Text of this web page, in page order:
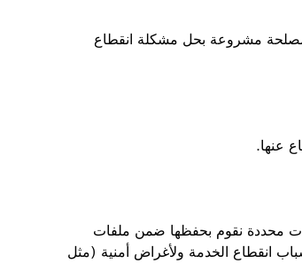
مصلحة مشروعة بحل مشكلة انقطاع
عنها.
محددة نقوم بحفظها ضمن ملفات
انقطاع الخدمة ولأغراض أمنية (مثل